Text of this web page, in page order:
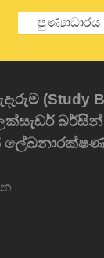
පුණ්‍යාධාරය
(Study